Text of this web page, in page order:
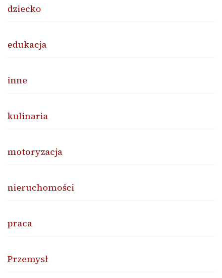
dziecko
edukacja
inne
kulinaria
motoryzacja
nieruchomości
praca
Przemysł